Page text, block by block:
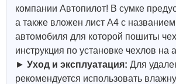
компании Автопилот! В сумке
а также вложен лист А4 с
автомобиля для которой пошиты
инструкция по установке чехлов на
► Уход и эксплуатация: Для
рекомендуется использовать